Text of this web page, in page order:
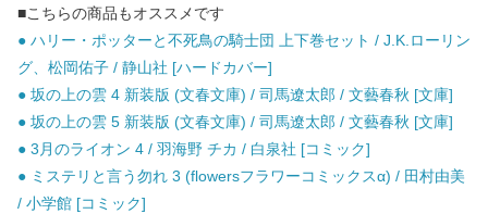
■こちらの商品もオススメです
● ハリー・ポッターと不死鳥の騎士団 上下巻セット / J.K.ローリン
グ、松岡佑子 / 静山社 [ハードカバー]
● 坂の上の雲 4 新装版 (文春文庫) / 司馬遼太郎 / 文藝春秋 [文庫]
● 坂の上の雲 5 新装版 (文春文庫) / 司馬遼太郎 / 文藝春秋 [文庫]
● 3月のライオン 4 / 羽海野 チカ / 白泉社 [コミック]
● ミステリと言う勿れ 3 (flowersフラワーコミックスα) / 田村由美
/ 小学館 [コミック]